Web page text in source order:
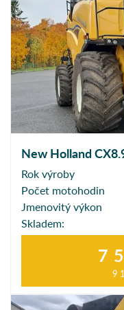
New Holland
Rok výroby
Počet motohodin
Jmenovitý výkon
Skladem:
7
9